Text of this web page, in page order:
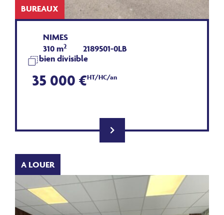
BUREAUX
NIMES
310 m2
2189501-0LB
bien divisible
35 000 €HT/HC/an
A LOUER